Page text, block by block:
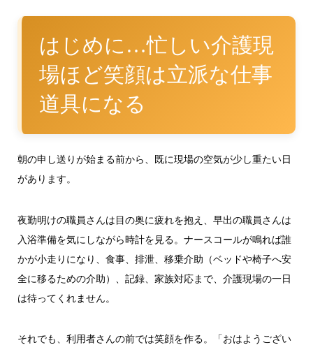
はじめに…忙しい介護現
場ほど笑顔は立派な仕事
道具になる
朝の申し送りが始まる前から、既に現場の空気が少し重たい日
があります。
夜勤明けの職員さんは目の奥に疲れを抱え、早出の職員さんは
入浴準備を気にしながら時計を見る。ナースコールが鳴れば誰
かが小走りになり、食事、排泄、移乗介助（ベッドや椅子へ安
全に移るための介助）、記録、家族対応まで、介護現場の一日
は待ってくれません。
それでも、利用者さんの前では笑顔を作る。「おはようござい